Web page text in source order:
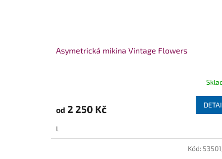
Asymetrická mikina Vintage Flowers
od 2 250 Kč
L
Kód: